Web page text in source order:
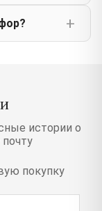
истории о
покупку